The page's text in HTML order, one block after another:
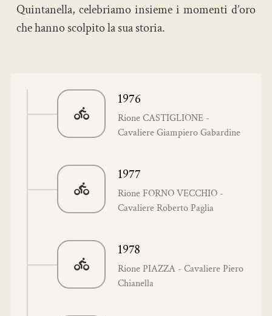
Quintanella, celebriamo insieme i momenti d’oro
che hanno scolpito la sua storia.
1976
Rione CASTIGLIONE -
Cavaliere Giampiero Gabardine
1977
Rione FORNO VECCHIO -
Cavaliere Roberto Paglia
1978
Rione PIAZZA - Cavaliere Piero
Chianella